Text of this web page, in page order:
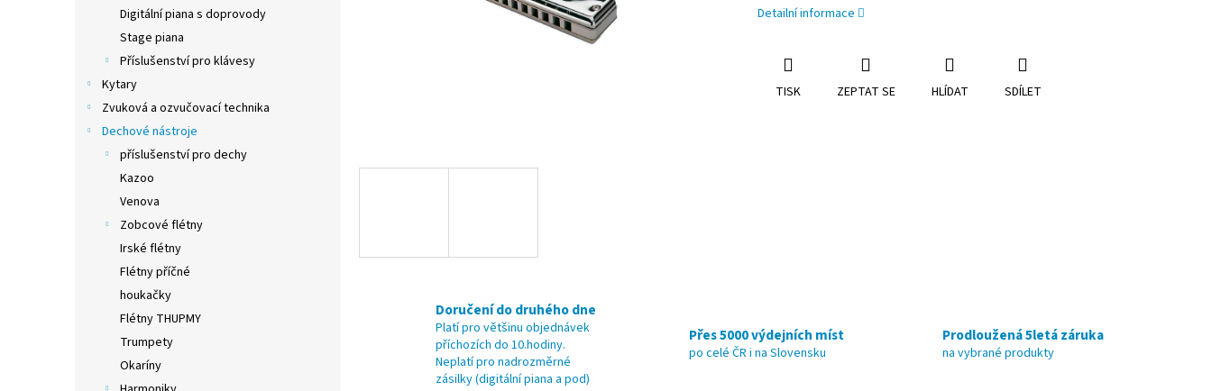
Digitální piana s doprovody
Stage piana
Příslušenství pro klávesy
Kytary
Zvuková a ozvučovací technika
Dechové nástroje
příslušenství pro dechy
Kazoo
Venova
Zobcové flétny
Irské flétny
Flétny příčné
houkačky
Flétny THUPMY
Trumpety
Okaríny
Detailní informace
TISK ZEPTAT SE HLÍDAT SDÍLET
Doručení do druhého dne
Platí pro většinu objednávek
příchozích do 10.hodiny.
Neplatí pro nadrozměrné
zásilky (digitální piana a pod)
Přes 5000 výdejních míst
po celé ČR i na Slovensku
Prodloužená 5letá záruka
na vybrané produkty